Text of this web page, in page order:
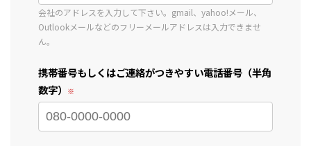
会社のアドレスを入力して下さい。gmail、yahoo!メール、
Outlookメールなどのフリーメールアドレスは入力できませ
ん。
携帯番号もしくはご連絡がつきやすい電話番号（半角
数字）